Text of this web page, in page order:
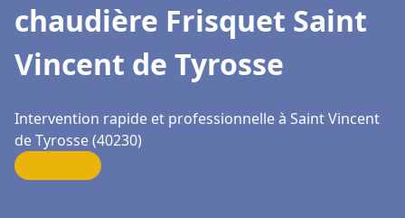
chaudière Frisquet Saint
Vincent de Tyrosse
Intervention rapide et professionnelle à Saint Vincent
de Tyrosse (40230)